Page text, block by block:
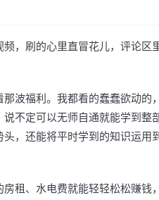
，刷的心里直冒花儿，评论
波福利。我都看的蠢蠢欲动
说不定可以无师自通就能学到
，还能将平时学到的知识运
租、水电费就能轻轻松松赚